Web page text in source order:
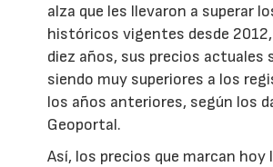
alza que les llevaron a superar
históricos vigentes desde
diez años, sus precios actuales
siendo muy superiores a los
los años anteriores, según los
Geoportal.
Así, los precios que marcan hoy